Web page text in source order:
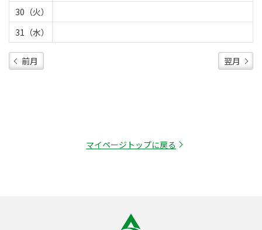
30（火）
31（水）
前月 翌月
マイページトップに戻る